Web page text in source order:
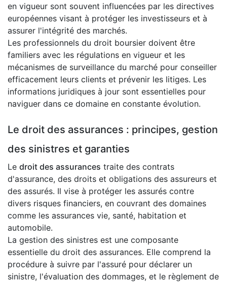
en vigueur sont souvent influencées par les directives
européennes visant à protéger les investisseurs et à
assurer l'intégrité des marchés.
Les professionnels du droit boursier doivent être
familiers avec les régulations en vigueur et les
mécanismes de surveillance du marché pour conseiller
efficacement leurs clients et prévenir les litiges. Les
informations juridiques à jour sont essentielles pour
naviguer dans ce domaine en constante évolution.
Le droit des assurances : principes, gestion
des sinistres et garanties
Le droit des assurances traite des contrats
d'assurance, des droits et obligations des assureurs et
des assurés. Il vise à protéger les assurés contre
divers risques financiers, en couvrant des domaines
comme les assurances vie, santé, habitation et
automobile.
La gestion des sinistres est une composante
essentielle du droit des assurances. Elle comprend la
procédure à suivre par l'assuré pour déclarer un
sinistre, l'évaluation des dommages, et le règlement de